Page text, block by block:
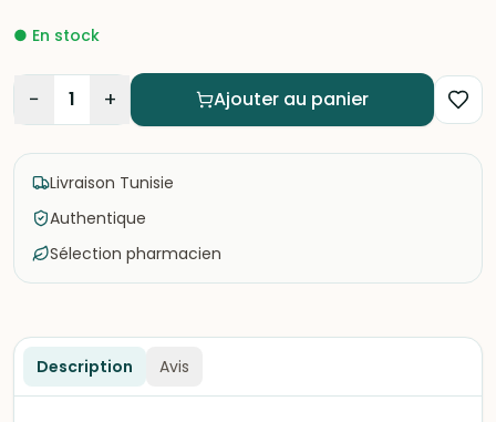
● En stock
− 1 + Ajouter au panier
Livraison Tunisie
Authentique
Sélection pharmacien
Description Avis